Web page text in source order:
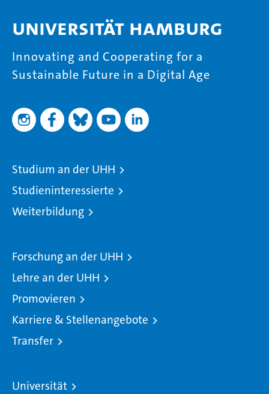
Universität Hamburg
Innovating and Cooperating for a
Sustainable Future in a Digital Age
Studium an der UHH
Studieninteressierte
Weiterbildung
Forschung an der UHH
Lehre an der UHH
Promovieren
Karriere & Stellenangebote
Transfer
Universität